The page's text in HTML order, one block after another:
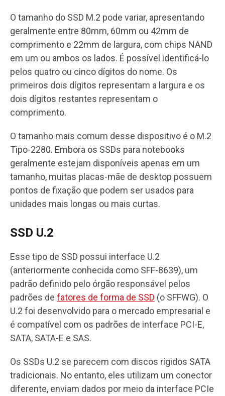
O tamanho do SSD M.2 pode variar, apresentando
geralmente entre 80mm, 60mm ou 42mm de
comprimento e 22mm de largura, com chips NAND
em um ou ambos os lados. É possível identificá-lo
pelos quatro ou cinco dígitos do nome. Os
primeiros dois dígitos representam a largura e os
dois dígitos restantes representam o
comprimento.
O tamanho mais comum desse dispositivo é o M.2
Tipo-2280. Embora os SSDs para notebooks
geralmente estejam disponíveis apenas em um
tamanho, muitas placas-mãe de desktop possuem
pontos de fixação que podem ser usados ​​para
unidades mais longas ou mais curtas.
SSD U.2
Esse tipo de SSD possui interface U.2
(anteriormente conhecida como SFF-8639), um
padrão definido pelo órgão responsável pelos
padrões de fatores de forma de SSD (o SFFWG). O
U.2 foi desenvolvido para o mercado empresarial e
é compatível com os padrões de interface PCI-E,
SATA, SATA-E e SAS.
Os SSDs U.2 se parecem com discos rígidos SATA
tradicionais. No entanto, eles utilizam um conector
diferente, enviam dados por meio da interface PCIe